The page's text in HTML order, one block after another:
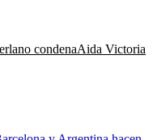
condenaAida Victoria